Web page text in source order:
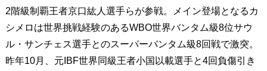
2階級制覇王者京口紘人選手らが参戦。メイン登場となるカ
シメロは世界挑戦経験のあるWBO世界バンタム級8位サウ
ル・サンチェス選手とのスーパーバンタム級8回戦で激突。
昨年10月、元IBF世界同級王者小国以載選手と4回負傷引き